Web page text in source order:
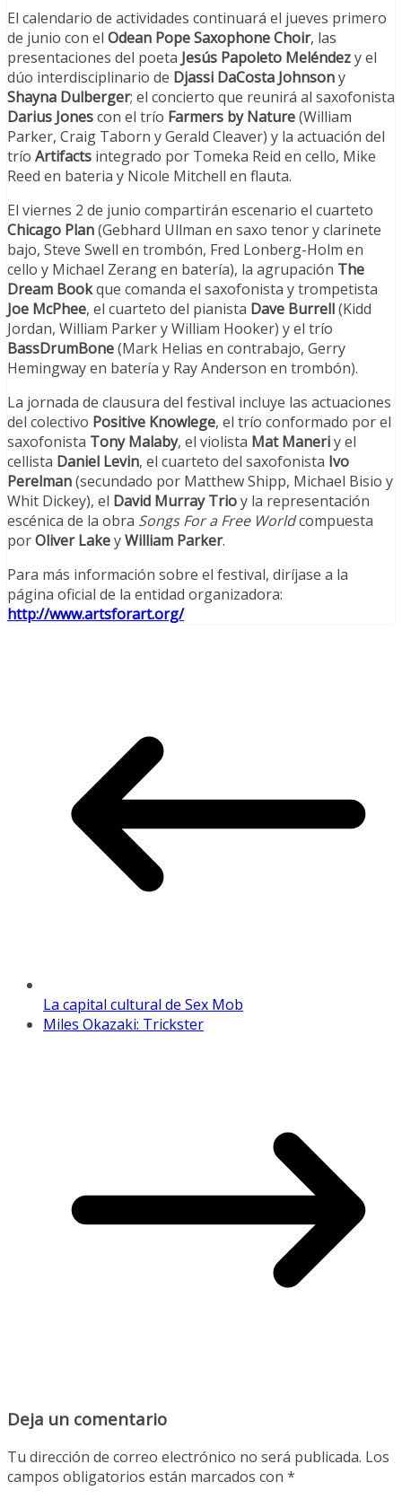
El calendario de actividades continuará el jueves primero
de junio con el Odean Pope Saxophone Choir, las
presentaciones del poeta Jesús Papoleto Meléndezy el
dúo interdisciplinario de Djassi DaCosta Johnsony
Shayna Dulberger; el concierto que reunirá al saxofonista
Darius Jonescon el trío Farmers by Nature(William
Parker, Craig Taborn y Gerald Cleaver) y la actuación del
trío Artifacts integrado por Tomeka Reid en cello, Mike
Reed en bateria y Nicole Mitchell en flauta.
El viernes 2 de junio compartirán escenario el cuarteto
Chicago Plan(Gebhard Ullman en saxo tenor y clarinete
bajo, Steve Swell en trombón, Fred Lonberg-Holm en
cello y Michael Zerang en batería), la agrupación The
Dream Bookque comanda el saxofonista y trompetista
Joe McPhee, el cuarteto del pianista Dave Burrell(Kidd
Jordan, William Parker y William Hooker) y el trío
BassDrumBone(Mark Helias en contrabajo, Gerry
Hemingway en batería y Ray Anderson en trombón).
La jornada de clausura del festival incluye las actuaciones
del colectivo Positive Knowlege, el trío conformado por el
saxofonista Tony Malaby, el violista Mat Maneriy el
cellista Daniel Levin, el cuarteto del saxofonista Ivo
Perelman(secundado por Matthew Shipp, Michael Bisio y
Whit Dickey), el David Murray Trioy la representación
escénica de la obra Songs For a Free Worldcompuesta
porOliver LakeyWilliam Parker.
Para más información sobre el festival, diríjase a la
página oficial de la entidad organizadora:
http://www.artsforart.org/
La capital cultural de Sex Mob
Miles Okazaki: Trickster
Deja un comentario
Tu dirección de correo electrónico no será publicada. Los
campos obligatorios están marcados con *